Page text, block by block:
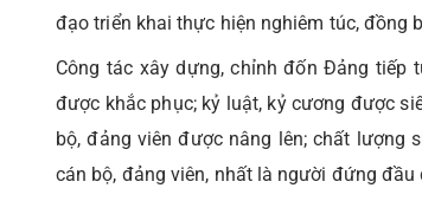
đạo triển khai thực hiện nghiêm túc, đồng
Công tác xây dựng, chỉnh đốn Đảng tiếp
được khắc phục; kỷ luật, kỷ cương được
bộ, đảng viên được nâng lên; chất lượng
cán bộ, đảng viên, nhất là người đứng đầu